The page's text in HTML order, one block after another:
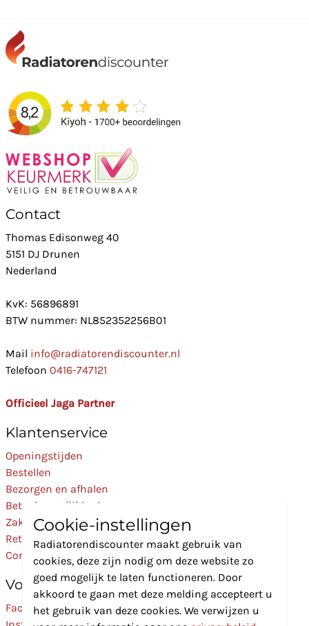
Contact
Thomas Edisonweg 40
5151 DJ Drunen
Nederland
KvK: 56896891
BTW nummer: NL852352256B01
Mail info@radiatorendiscounter.nl
Telefoon 0416-747121
Officieel Jaga Partner
Klantenservice
Openingstijden
Bestellen
Bezorgen en afhalen
Betaalmogelijkheden
Zakelijk
Retourneren
Contact
Volg Ons
Facebook
Cookie-instellingen
Radiatorendiscounter maakt gebruik van
cookies, deze zijn nodig om deze website zo
goed mogelijk te laten functioneren. Door
akkoord te gaan met deze melding accepteert u
het gebruik van deze cookies. We verwijzen u